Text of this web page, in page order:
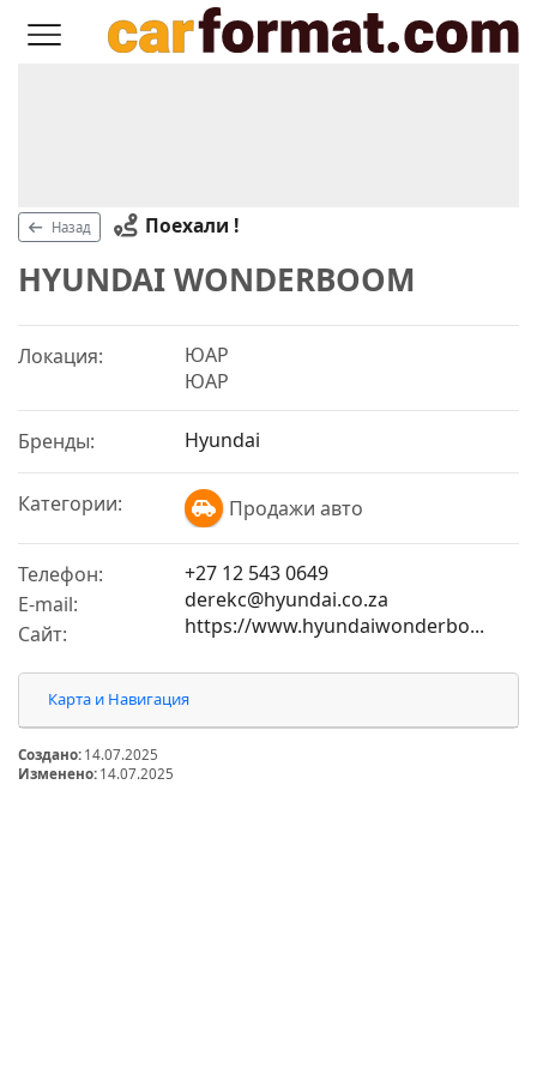
Назад Поехали !
HYUNDAI WONDERBOOM
Локация:
ЮАР
ЮАР
Бренды: Hyundai
Категории: Продажи авто
Телефон:
E-mail:
Сайт:
+27 12 543 0649
derekc@hyundai.co.za
https://www.hyundaiwonderbo...
Карта и Навигация
Создано:14.07.2025
Изменено:14.07.2025